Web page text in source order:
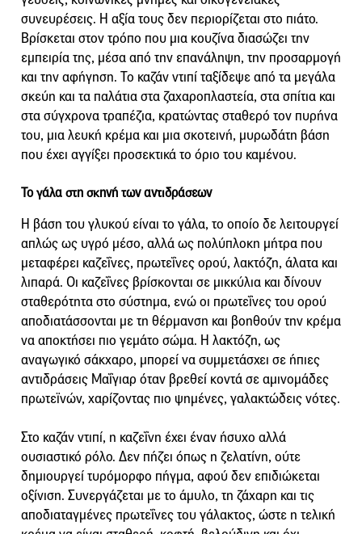
συνευρέσεις. Η αξία τους δεν περιορίζεται στο πιάτο.
Βρίσκεται στον τρόπο που μια κουζίνα διασώζει την
εμπειρία της, μέσα από την επανάληψη, την προσαρμογή
και την αφήγηση. Το καζάν ντιπί ταξίδεψε από τα μεγάλα
σκεύη και τα παλάτια στα ζαχαροπλαστεία, στα σπίτια και
στα σύγχρονα τραπέζια, κρατώντας σταθερό τον πυρήνα
του, μια λευκή κρέμα και μια σκοτεινή, μυρωδάτη βάση
που έχει αγγίξει προσεκτικά το όριο του καμένου.
Το γάλα στη σκηνή των αντιδράσεων
Η βάση του γλυκού είναι το γάλα, το οποίο δε λειτουργεί
απλώς ως υγρό μέσο, αλλά ως πολύπλοκη μήτρα που
μεταφέρει καζεΐνες, πρωτεΐνες ορού, λακτόζη, άλατα και
λιπαρά. Οι καζεΐνες βρίσκονται σε μικκύλια και δίνουν
σταθερότητα στο σύστημα, ενώ οι πρωτεΐνες του ορού
αποδιατάσσονται με τη θέρμανση και βοηθούν την κρέμα
να αποκτήσει πιο γεμάτο σώμα. Η λακτόζη, ως
αναγωγικό σάκχαρο, μπορεί να συμμετάσχει σε ήπιες
αντιδράσεις Μαΐγιαρ όταν βρεθεί κοντά σε αμινομάδες
πρωτεϊνών, χαρίζοντας πιο ψημένες, γαλακτώδεις νότες.
Στο καζάν ντιπί, η καζεΐνη έχει έναν ήσυχο αλλά
ουσιαστικό ρόλο. Δεν πήζει όπως η ζελατίνη, ούτε
δημιουργεί τυρόμορφο πήγμα, αφού δεν επιδιώκεται
οξίνιση. Συνεργάζεται με το άμυλο, τη ζάχαρη και τις
αποδιαταγμένες πρωτεΐνες του γάλακτος, ώστε η τελική